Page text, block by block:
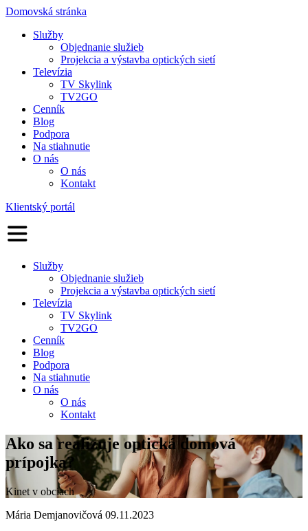
Domovská stránka
Služby
Objednanie služieb
Projekcia a výstavba optických sietí
Televízia
TV Skylink
TV2GO
Cenník
Blog
Podpora
Na stiahnutie
O nás
O nás
Kontakt
Klientský portál
Služby
Objednanie služieb
Projekcia a výstavba optických sietí
Televízia
TV Skylink
TV2GO
Cenník
Blog
Podpora
Na stiahnutie
O nás
O nás
Kontakt
Ako sa realizuje optická domová
prípojka?
Kinet v obciach
Mária Demjanovičová 09.11.2023